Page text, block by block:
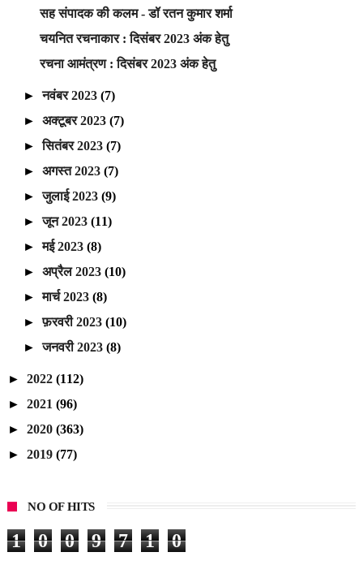
सह संपादक की कलम - डॉ रतन कुमार शर्मा
चयनित रचनाकार : दिसंबर 2023 अंक हेतु
रचना आमंत्रण : दिसंबर 2023 अंक हेतु
►नवंबर 2023(7)
►अक्टूबर 2023(7)
►सितंबर 2023(7)
►अगस्त 2023(7)
►जुलाई 2023(9)
►जून 2023(11)
►मई 2023(8)
►अप्रैल 2023(10)
►मार्च 2023(8)
►फ़रवरी 2023(10)
►जनवरी 2023(8)
► 2022 (112)
► 2021 (96)
► 2020 (363)
► 2019 (77)
NO OF HITS
1 0 0 9 7 1 0